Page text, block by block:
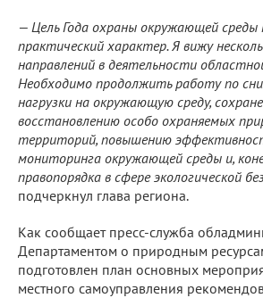
— Цель Года охраны окружающей среды
практический характер. Я вижу
направлений в деятельности
Необходимо продолжить работу по
нагрузки на окружающую среду,
восстановлению особо охраняемых
территорий, повышению
мониторинга окружающей среды и,
правопорядка в сфере экологической
подчеркнул глава региона.
Как сообщает пресс-служба
Департаментом о природным
подготовлен план основных
местного самоуправления